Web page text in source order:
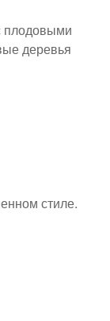
плодовыми
деревья
стиле.